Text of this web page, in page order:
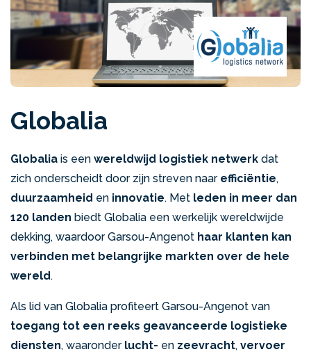
Globalia
Globalia is een wereldwijd logistiek netwerk dat
zich onderscheidt door zijn streven naar efficiëntie,
duurzaamheid en innovatie. Met leden in meer dan
120 landen biedt Globalia een werkelijk wereldwijde
dekking, waardoor Garsou-Angenot haar klanten kan
verbinden met belangrijke markten over de hele
wereld.
Als lid van Globalia profiteert Garsou-Angenot van
toegang tot een reeks geavanceerde logistieke
diensten, waaronder lucht- en zeevracht, vervoer